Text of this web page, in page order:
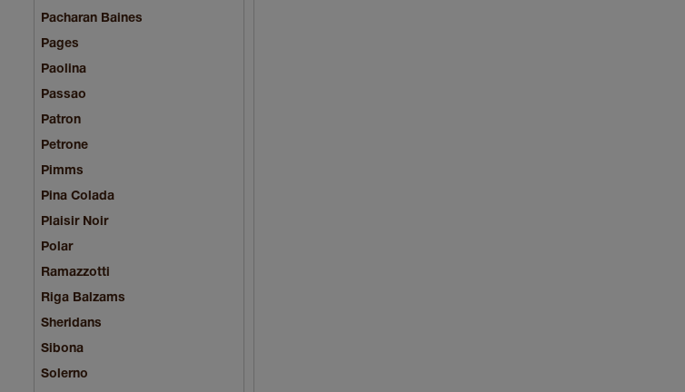
Pacharan Baines
Pages
Paolina
Passao
Patron
Petrone
Pimms
Pina Colada
Plaisir Noir
Polar
Ramazzotti
Riga Balzams
Sheridans
Sibona
Solerno